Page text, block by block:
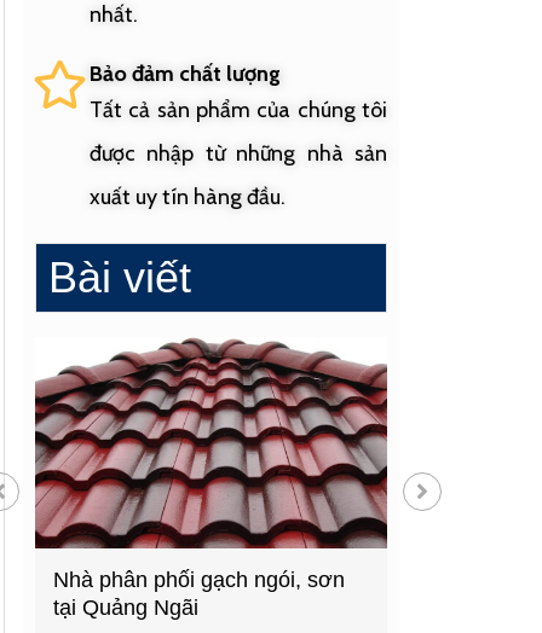
nhất.
Bảo đảm chất lượng
Tất cả sản phẩm của chúng tôi
được nhập từ những nhà sản
xuất uy tín hàng đầu.
Bài viết
Cửa hàng vật liệu xây dựng
hàng đầu Quảng Ngãi